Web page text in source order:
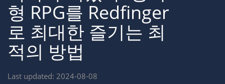
형 RPG를 Redfinger
로 최대한 즐기는 최
적의 방법
Last updated: 2024-08-08